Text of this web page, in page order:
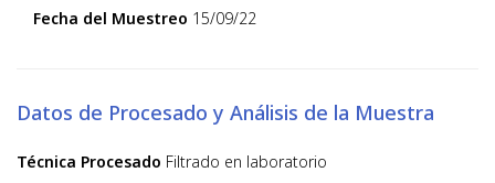
Fecha del Muestreo 15/09/22
Datos de Procesado y Análisis de la Muestra
Técnica Procesado Filtrado en laboratorio